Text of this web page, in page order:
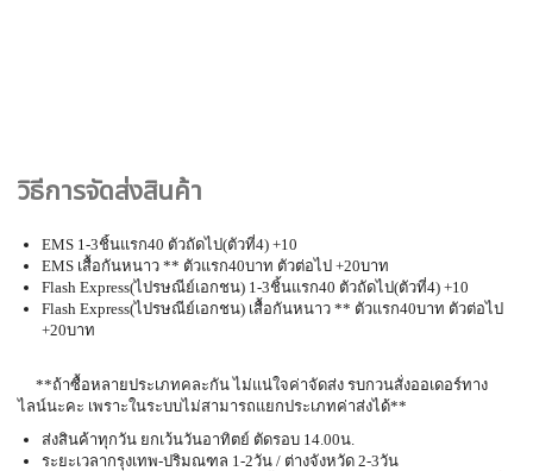
วิธีการจัดส่งสินค้า
EMS 1-3ชิ้นแรก40 ตัวถัดไป(ตัวที่4) +10
EMS เสื้อกันหนาว ** ตัวแรก40บาท ตัวต่อไป +20บาท
Flash Express(ไปรษณีย์เอกชน) 1-3ชิ้นแรก40 ตัวถัดไป(ตัวที่4) +10
Flash Express(ไปรษณีย์เอกชน) เสื้อกันหนาว ** ตัวแรก40บาท ตัวต่อไป
+20บาท
**ถ้าซื้อหลายประเภทคละกัน ไม่แน่ใจค่าจัดส่ง รบกวนสั่งออเดอร์ทาง
ไลน์นะคะ เพราะในระบบไม่สามารถแยกประเภทค่าส่งได้**
ส่งสินค้าทุกวัน ยกเว้นวันอาทิตย์ ตัดรอบ 14.00น.
ระยะเวลากรุงเทพ-ปริมณฑล 1-2วัน / ต่างจังหวัด 2-3วัน